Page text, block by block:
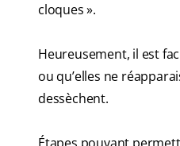
cloques ».
Heureusement, il est
ou qu’elles ne
dessèchent.